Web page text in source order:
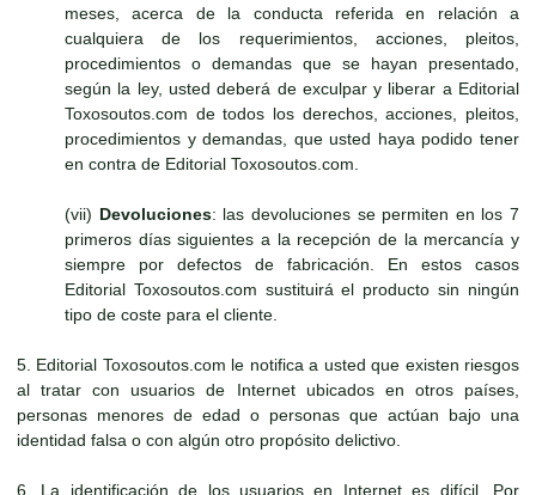
meses, acerca de la conducta referida en relación a
cualquiera de los requerimientos, acciones, pleitos,
procedimientos o demandas que se hayan presentado,
según la ley, usted deberá de exculpar y liberar a Editorial
Toxosoutos.com de todos los derechos, acciones, pleitos,
procedimientos y demandas, que usted haya podido tener
en contra de Editorial Toxosoutos.com.
(vii) Devoluciones: las devoluciones se permiten en los 7
primeros días siguientes a la recepción de la mercancía y
siempre por defectos de fabricación. En estos casos
Editorial Toxosoutos.com sustituirá el producto sin ningún
tipo de coste para el cliente.
5. Editorial Toxosoutos.com le notifica a usted que existen riesgos
al tratar con usuarios de Internet ubicados en otros países,
personas menores de edad o personas que actúan bajo una
identidad falsa o con algún otro propósito delictivo.
6. La identificación de los usuarios en Internet es difícil. Por